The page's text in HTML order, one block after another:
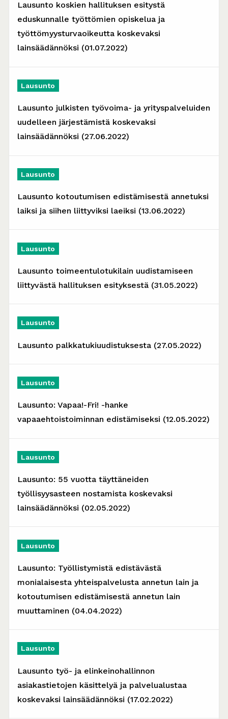
Lausunto koskien hallituksen esitystä
eduskunnalle työttömien opiskelua ja
työttömyysturvaoikeutta koskevaksi
lainsäädännöksi (01.07.2022)
Lausunto
Lausunto julkisten työvoima- ja yrityspalveluiden
uudelleen järjestämistä koskevaksi
lainsäädännöksi (27.06.2022)
Lausunto
Lausunto kotoutumisen edistämisestä annetuksi
laiksi ja siihen liittyviksi laeiksi (13.06.2022)
Lausunto
Lausunto toimeentulotukilain uudistamiseen
liittyvästä hallituksen esityksestä (31.05.2022)
Lausunto
Lausunto palkkatukiuudistuksesta (27.05.2022)
Lausunto
Lausunto: Vapaa!-Fri! -hanke
vapaaehtoistoiminnan edistämiseksi (12.05.2022)
Lausunto
Lausunto: 55 vuotta täyttäneiden
työllisyysasteen nostamista koskevaksi
lainsäädännöksi (02.05.2022)
Lausunto
Lausunto: Työllistymistä edistävästä
monialaisesta yhteispalvelusta annetun lain ja
kotoutumisen edistämisestä annetun lain
muuttaminen (04.04.2022)
Lausunto
Lausunto työ- ja elinkeinohallinnon
asiakastietojen käsittelyä ja palvelualustaa
koskevaksi lainsäädännöksi (17.02.2022)